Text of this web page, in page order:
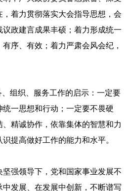
着力贯彻落实大会指导思想，会
政建言成果丰硕；着力形成统一
序、有效；着力严肃会风会纪，
组织、服务工作的启示：一定要
一思想和行动；一定要不畏硬
精诚协作，依靠集体的智慧和力
提高做好工作的能力和水平。
强领导下，党和国家事业发展不
发展、在发展中创新，不断谱写